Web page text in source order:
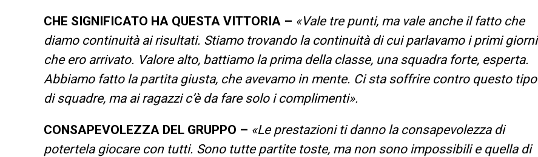
CHE SIGNIFICATO HA QUESTA VITTORIA – «Vale tre punti, ma vale anche il fatto che
diamo continuità ai risultati. Stiamo trovando la continuità di cui parlavamo i primi giorni
che ero arrivato. Valore alto, battiamo la prima della classe, una squadra forte, esperta.
Abbiamo fatto la partita giusta, che avevamo in mente. Ci sta soffrire contro questo tipo
di squadre, ma ai ragazzi c’è da fare solo i complimenti».
CONSAPEVOLEZZA DEL GRUPPO – «Le prestazioni ti danno la consapevolezza di
potertela giocare con tutti. Sono tutte partite toste, ma non sono impossibili e quella di